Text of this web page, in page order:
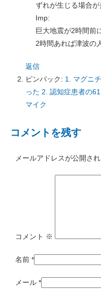
ずれが生じる場合が
Imp:
巨大地震が2時間前
2時間あれば津波の
返信
ピンバック: 1. マグニ
った 2. 認知症患者の
マイク
コメントを残す
メールアドレスが公開さ
コメント ※
名前 *
メール *